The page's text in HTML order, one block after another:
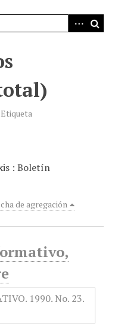
: Boletín
de agregación